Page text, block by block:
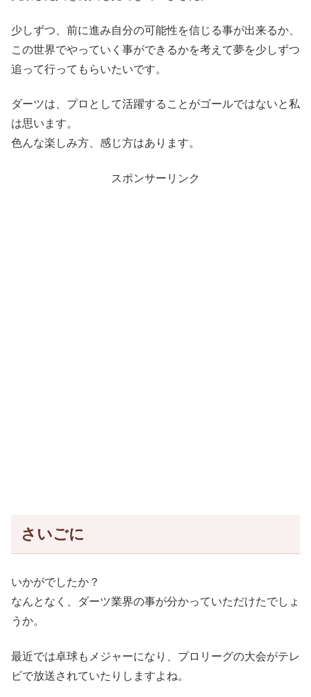
少しずつ、前に進み自分の可能性を信じる事が出来るか、
この世界でやっていく事ができるかを考えて夢を少しずつ
追って行ってもらいたいです。
ダーツは、プロとして活躍することがゴールではないと私
は思います。
色んな楽しみ方、感じ方はあります。
スポンサーリンク
さいごに
いかがでしたか？
なんとなく、ダーツ業界の事が分かっていただけたでしょ
うか。
最近では卓球もメジャーになり、プロリーグの大会がテレ
ビで放送されていたりしますよね。